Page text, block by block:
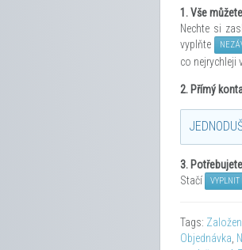
1.Vše
Nechte si
vyplňte
co nejrychleji
2. Přímý
3.
Stačí
Tags:
Objednávka,